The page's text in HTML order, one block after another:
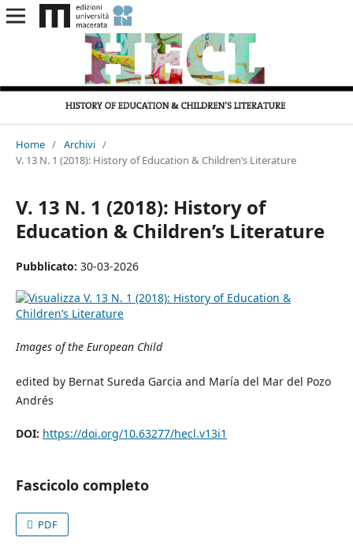
Home / Archivi /
V. 13 N. 1 (2018): History of Education & Children’s Literature
V. 13 N. 1 (2018): History of
Education & Children’s Literature
Pubblicato: 30-03-2026
Images of the European Child
edited by Bernat Sureda Garcia and María del Mar del Pozo
Andrés
DOI: https://doi.org/10.63277/hecl.v13i1
Fascicolo completo
PDF